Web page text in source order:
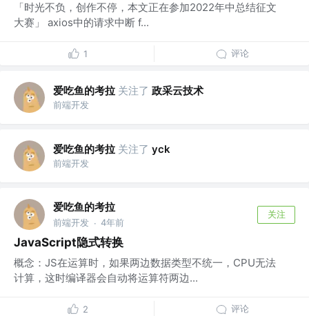
「时光不负，创作不停，本文正在参加2022年中总结征文
大赛」 axios中的请求中断 f...
1 评论
爱吃鱼的考拉 关注了 政采云技术
前端开发
爱吃鱼的考拉 关注了 yck
前端开发
爱吃鱼的考拉
前端开发 · 4年前
关注
JavaScript隐式转换
概念：JS在运算时，如果两边数据类型不统一，CPU无法
计算，这时编译器会自动将运算符两边...
2 评论